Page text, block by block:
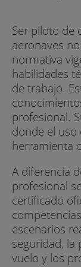
Ser piloto de
aeronaves
normativa
habilidades
de trabajo.
profesional.
donde el
herramienta
A diferencia
profesional
certificado
escenarios
seguridad, la
vuelo y los